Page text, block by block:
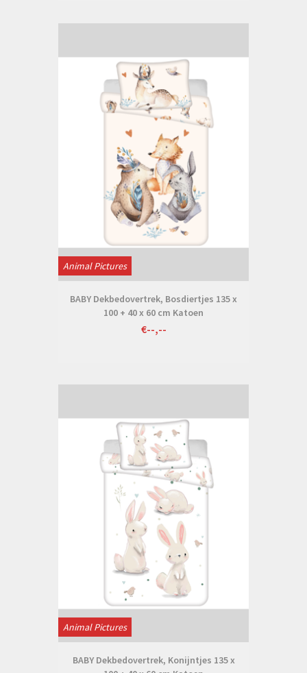
Animal Pictures
BABY Dekbedovertrek, Bosdiertjes 135 x
100 + 40 x 60 cm Katoen
€--,--
Animal Pictures
BABY Dekbedovertrek, Konijntjes 135 x